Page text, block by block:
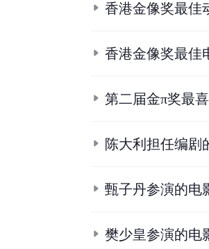
香港金像奖最佳
香港金像奖最佳
第二届金π奖最
陈大利担任编剧
甄子丹参演的电
樊少皇参演的电